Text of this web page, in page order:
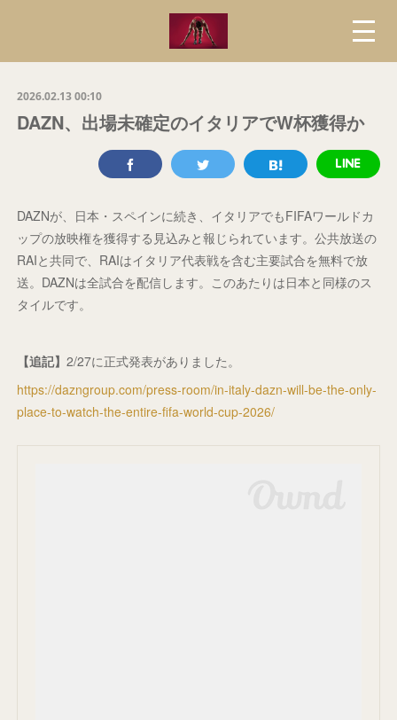
2026.02.13 00:10
DAZN、出場未確定のイタリアでW杯獲得か
DAZNが、日本・スペインに続き、イタリアでもFIFAワールドカ
ップの放映権を獲得する見込みと報じられています。公共放送の
RAIと共同で、RAIはイタリア代表戦を含む主要試合を無料で放
送。DAZNは全試合を配信します。このあたりは日本と同様のス
タイルです。
【追記】 2/27に正式発表がありました。
https://dazngroup.com/press-room/in-italy-dazn-will-be-the-only-
place-to-watch-the-entire-fifa-world-cup-2026/